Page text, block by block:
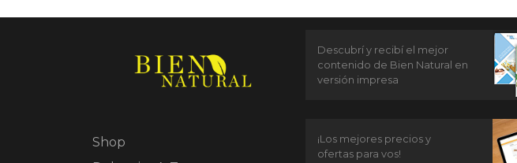
Shop
Descubrí y recibí el mejor
contenido de Bien Natural en
versión impresa
¡Los mejores precios y
ofertas para vos!